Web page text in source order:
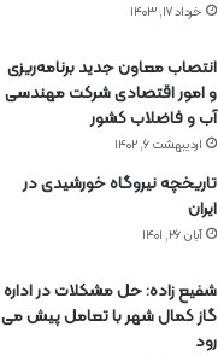
خرداد ۱۷, ۱۴۰۳
انتصاب معاون جدید برنامه‌ریزی
و امور اقتصادی شرکت مهندسی
آب و فاضلاب کشور
اردیبهشت ۶, ۱۴۰۲
تاریخچه نیروگاه خورشیدی در
ایران
آبان ۲۶, ۱۴۰۱
شفیع زاده: حل مشکلات در اداره
گاز کمال شهر با تعامل پیش می
رود